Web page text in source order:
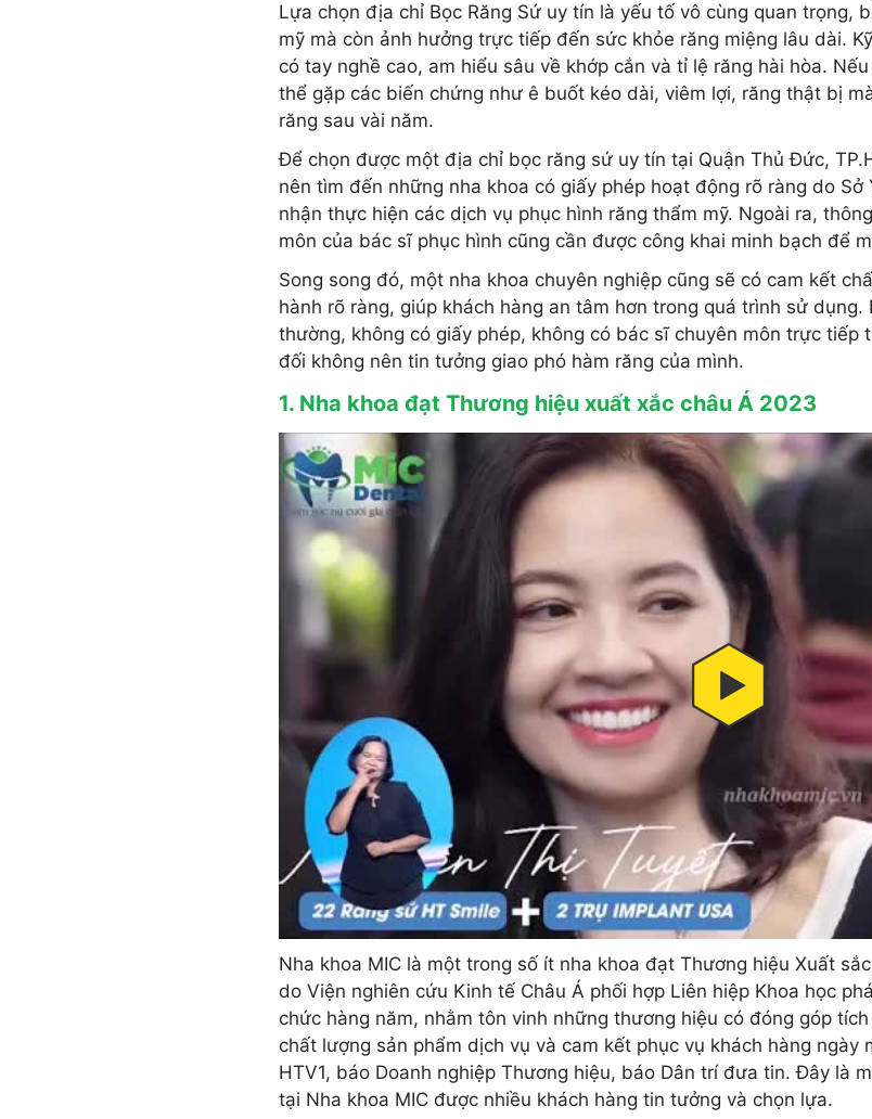
Lựa chọn địa chỉ Bọc Răng Sứ uy tín là yếu tố vô cùng quan trọng,
mỹ mà còn ảnh hưởng trực tiếp đến sức khỏe răng miệng lâu dài.
có tay nghề cao, am hiểu sâu về khớp cắn và tỉ lệ răng hài hòa.
thể gặp các biến chứng như ê buốt kéo dài, viêm lợi, răng thật bị
răng sau vài năm.
Để chọn được một địa chỉ bọc răng sứ uy tín tại Quận Thủ Đức,
nên tìm đến những nha khoa có giấy phép hoạt động rõ ràng do
nhận thực hiện các dịch vụ phục hình răng thẩm mỹ. Ngoài ra,
môn của bác sĩ phục hình cũng cần được công khai minh bạch để
Song song đó, một nha khoa chuyên nghiệp cũng sẽ có cam kết
hành rõ ràng, giúp khách hàng an tâm hơn trong quá trình sử
thường, không có giấy phép, không có bác sĩ chuyên môn trực
đối không nên tin tưởng giao phó hàm răng của mình.
1. Nha khoa đạt Thương hiệu xuất xắc châu Á 2023
Nha khoa MIC là một trong số ít nha khoa đạt Thương hiệu Xuất
do Viện nghiên cứu Kinh tế Châu Á phối hợp Liên hiệp Khoa học
chức hàng năm, nhằm tôn vinh những thương hiệu có đóng góp
chất lượng sản phẩm dịch vụ và cam kết phục vụ khách hàng
HTV1, báo Doanh nghiệp Thương hiệu, báo Dân trí đưa tin. Đây là
tại Nha khoa MIC được nhiều khách hàng tin tưởng và chọn lựa.